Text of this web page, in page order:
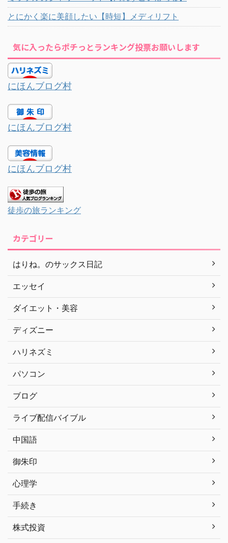
とにかく楽に美顔したい【時短】メディリフト
気に入ったらポチっとランキング投票お願いします
にほんブログ村
にほんブログ村
にほんブログ村
徒歩の旅ランキング
カテゴリー
はりね。のサックス日記
エッセイ
ダイエット・美容
ディズニー
ハリネズミ
パソコン
ブログ
ライブ配信バイブル
中国語
御朱印
心理学
手続き
株式投資